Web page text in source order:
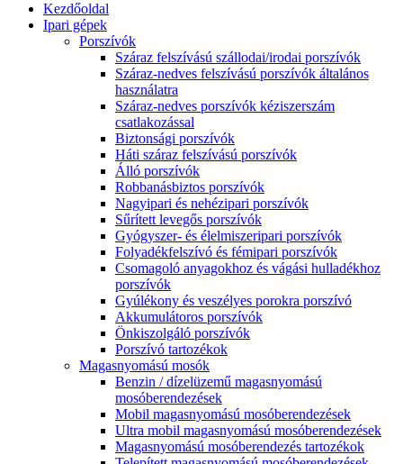
Kezdőoldal
Ipari gépek
Porszívók
Száraz felszívású szállodai/irodai porszívók
Száraz-nedves felszívású porszívók általános
használatra
Száraz-nedves porszívók kéziszerszám
csatlakozással
Biztonsági porszívók
Háti száraz felszívású porszívók
Álló porszívók
Robbanásbiztos porszívók
Nagyipari és nehézipari porszívók
Sűrített levegős porszívók
Gyógyszer- és élelmiszeripari porszívók
Folyadékfelszívó és fémipari porszívók
Csomagoló anyagokhoz és vágási hulladékhoz
porszívók
Gyúlékony és veszélyes porokra porszívó
Akkumulátoros porszívók
Önkiszolgáló porszívók
Porszívó tartozékok
Magasnyomású mosók
Benzin / dízelüzemű magasnyomású
mosóberendezések
Mobil magasnyomású mosóberendezések
Ultra mobil magasnyomású mosóberendezések
Magasnyomású mosóberendezés tartozékok